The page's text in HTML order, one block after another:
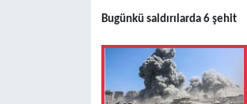
Bugünkü saldırılarda 6 şehit